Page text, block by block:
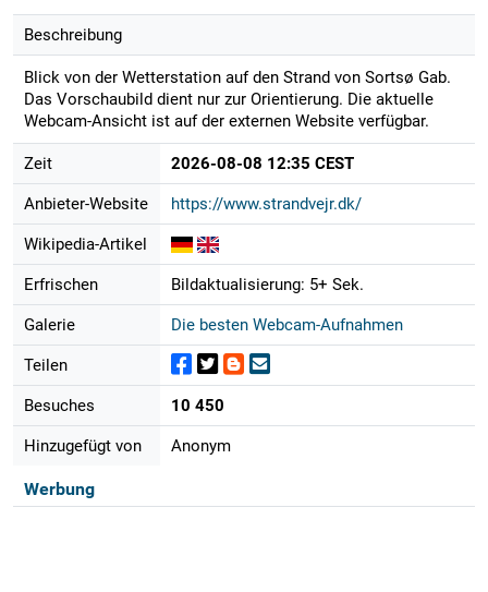
Beschreibung
Blick von der Wetterstation auf den Strand von Sortsø Gab.
Das Vorschaubild dient nur zur Orientierung. Die aktuelle
Webcam-Ansicht ist auf der externen Website verfügbar.
Zeit 2026-08-08 12:35 CEST
Anbieter-Website https://www.strandvejr.dk/
Wikipedia-Artikel
Erfrischen Bildaktualisierung: 5+ Sek.
Galerie Die besten Webcam-Aufnahmen
Teilen
Besuches 10 450
Hinzugefügt von Anonym
Werbung